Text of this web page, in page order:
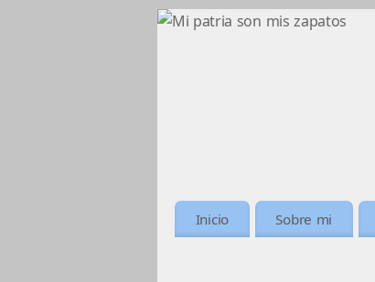
Inicio Sobre mi